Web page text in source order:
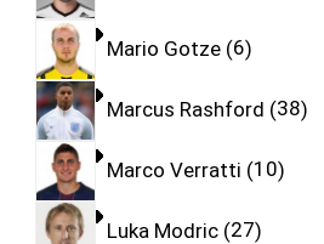
Mario Gotze 6
Marcus Rashford 38
Marco Verratti 10
Luka Modric 27